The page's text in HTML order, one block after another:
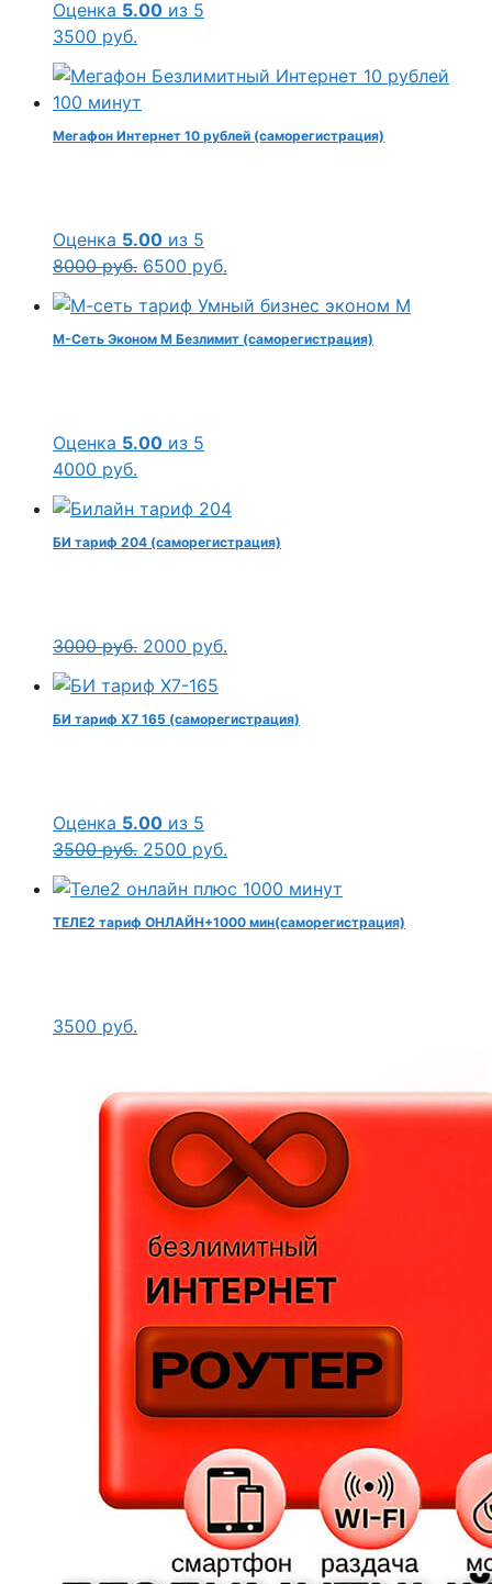
Оценка 5.00 из 5
3500 руб.
Мегафон Интернет 10 рублей (саморегистрация)
Оценка 5.00 из 5
8000руб. Первоначальная
составляла
8000 руб..
6500 руб.
6500 руб..
М-Сеть Эконом М Безлимит (саморегистрация)
Оценка 5.00 из 5
4000 руб.
БИ тариф 204 (саморегистрация)
3000руб. Первоначальная
составляла
3000 руб..
2000 руб.
БИ тариф Х7 165 (саморегистрация)
Оценка 5.00 из 5
3500руб. Первоначальная
составляла
3500 руб..
2500 руб.
2500 руб..
ТЕЛЕ2 тариф ОНЛАЙН+1000 мин(саморегистрация)
3500 руб.